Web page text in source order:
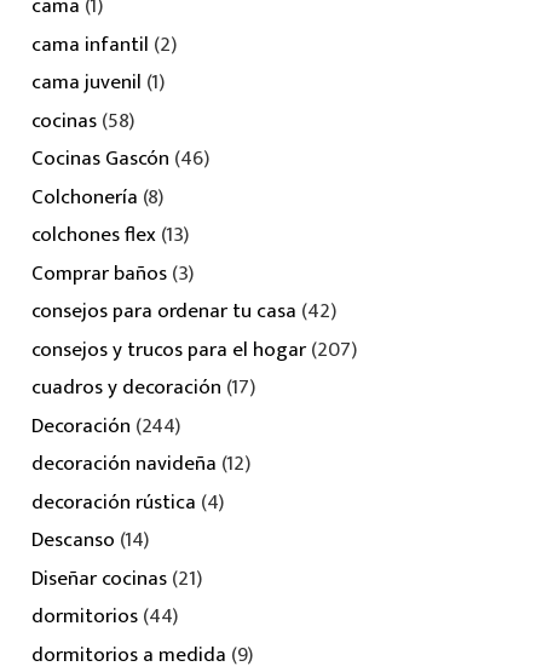
cama infantil (2)
cama juvenil (1)
cocinas(58)
Cocinas Gascón (46)
Colchonería (8)
colchones flex(13)
Comprar baños(3)
consejos para ordenar tu casa (42)
consejos y trucos para el hogar(207)
cuadros y decoración (17)
Decoración (244)
decoración navideña (12)
decoración rústica (4)
Descanso (14)
Diseñar cocinas(21)
dormitorios(44)
dormitorios a medida (9)